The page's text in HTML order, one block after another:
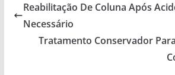
Reabilitação De Coluna Após
Necessário
Tratamento Conservador